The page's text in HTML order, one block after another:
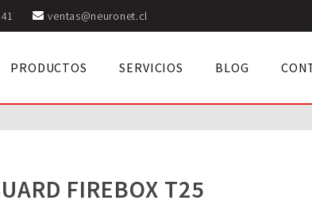
ventas@neuronet.cl
PRODUCTOS SERVICIOS BLOG
FIREBOX T25